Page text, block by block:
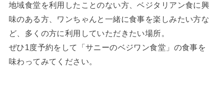
地域食堂を利用したことのない方、ベジタリアン食に興
味のある方、ワンちゃんと一緒に食事を楽しみたい方な
ど、多くの方に利用していただきたい場所。
ぜひ1度予約をして「サニーのベジワン食堂」の食事を
味わってみてください。